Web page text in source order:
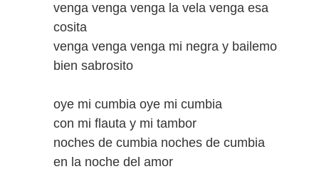
venga venga venga la vela venga esa
cosita
venga venga venga mi negra y bailemo
bien sabrosito
oye mi cumbia oye mi cumbia
con mi flauta y mi tambor
noches de cumbia noches de cumbia
en la noche del amor